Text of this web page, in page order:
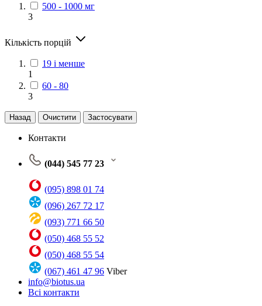
500 - 1000 мг
3
Кількість порцій
19 і менше
1
60 - 80
3
Назад Очистити Застосувати
Контакти
(044) 545 77 23
(095) 898 01 74
(096) 267 72 17
(093) 771 66 50
(050) 468 55 52
(050) 468 55 54
(067) 461 47 96 Viber
info@biotus.ua
Всі контакти